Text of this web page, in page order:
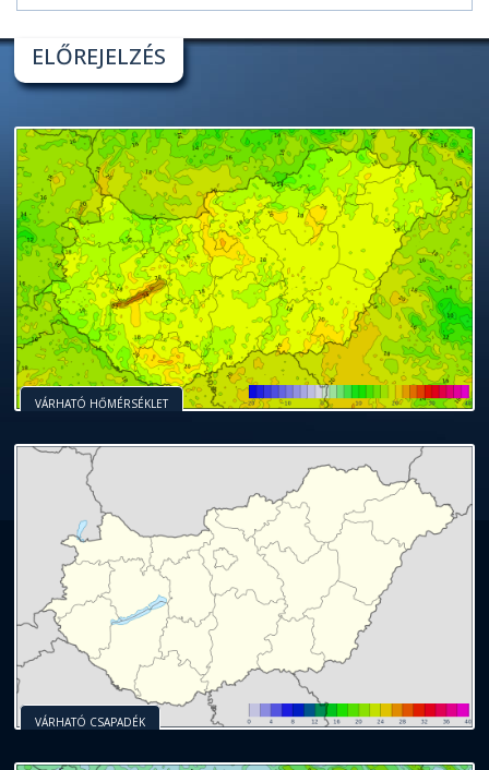
ELŐREJELZÉS
VÁRHATÓ HŐMÉRSÉKLET
VÁRHATÓ CSAPADÉK